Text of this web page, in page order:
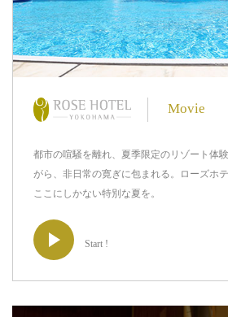
Movie
都市の喧騒を離れ、夏季限定のリゾート体
がら、非日常の寛ぎに包まれる。ローズホ
ここにしかない特別な夏を。
Start !